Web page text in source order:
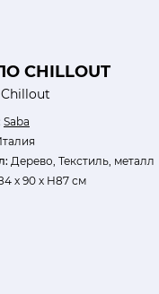
CHILLOUT
Saba
Дерево, Текстиль, металл
х 90 х H87 см